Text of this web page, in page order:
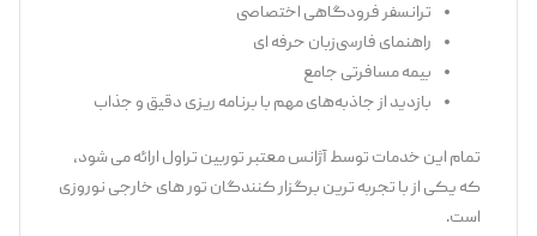
ترانسفر فرودگاهی اختصاصی
راهنمای فارسی‌زبان حرفه ‌ای
بیمه مسافرتی جامع
بازدید از جاذبه‌های مهم با برنامه ‌ریزی دقیق و جذاب
تمام این خدمات توسط آژانس معتبر توربین تراول ارائه می ‌شود،
که یکی از با تجربه ‌ترین برگزار کنندگان تور های خارجی نوروزی